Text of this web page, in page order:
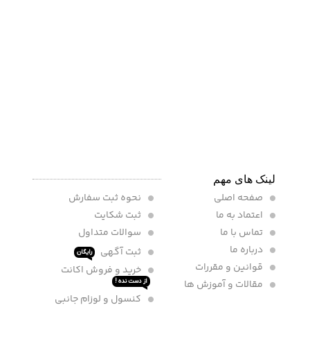
لینک های مهم
صفحه اصلی
اعتماد به ما
تماس با ما
درباره ما
قوانین و مقررات
مقالات و آموزش ها
نحوه ثبت سفارش
ثبت شکایت
سوالات متداول
ثبت آگهی
رایگان
خرید و فروش اکانت
از دست نده !
کنسول و لوزام جانبی